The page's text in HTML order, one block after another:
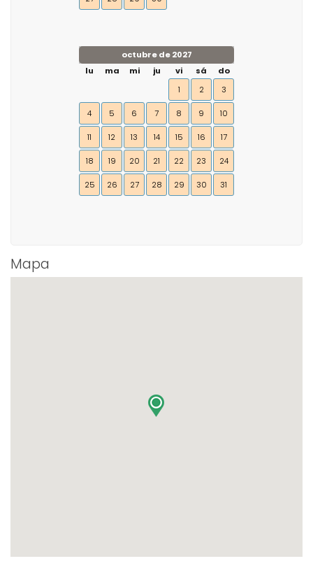
octubre de 2027
lu
ma mi ju vi sá
do
1
2 3
4 5 6 7 8 9 10
11 12 13 14 15 16 17
18 19 20 21 22 23 24
25 26 27 28 29 30 31
Mapa